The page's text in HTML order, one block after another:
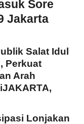
Sore
Jakarta
Salat Idul
Perkuat
Arah
Lonjakan